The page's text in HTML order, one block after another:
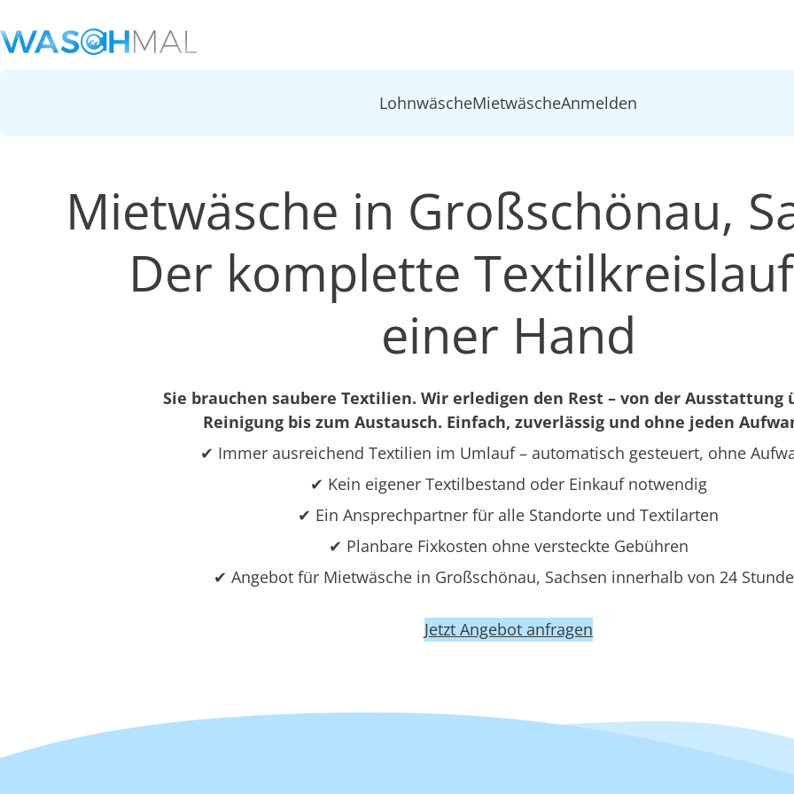
LohnwäscheMietwäscheAnmelden
Mietwäsche in Großschönau,
Der komplette
einer Hand
Sie brauchen saubere Textilien. Wir erledigen den Rest – von der Ausstattung
Reinigung bis zum Austausch. Einfach, zuverlässig und ohne jeden
✔ Immer ausreichend Textilien im Umlauf – automatisch gesteuert, ohne
✔ Kein eigener Textilbestand oder Einkauf notwendig
✔ Ein Ansprechpartner für alle Standorte und Textilarten
✔ Planbare Fixkosten ohne versteckte Gebühren
✔ Angebot für Mietwäsche in Großschönau, Sachsen innerhalb von 24
Jetzt Angebot anfragen